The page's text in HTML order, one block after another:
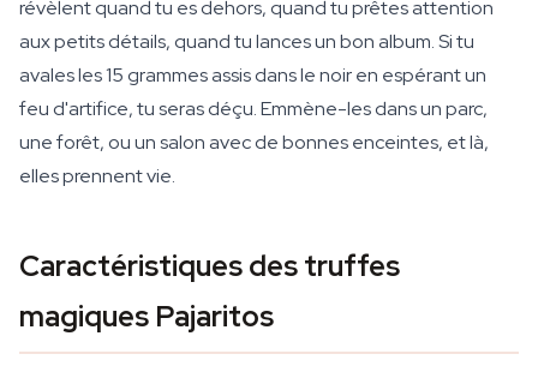
révèlent quand tu es dehors, quand tu prêtes attention
aux petits détails, quand tu lances un bon album. Si tu
avales les 15 grammes assis dans le noir en espérant un
feu d'artifice, tu seras déçu. Emmène-les dans un parc,
une forêt, ou un salon avec de bonnes enceintes, et là,
elles prennent vie.
Caractéristiques des truffes
magiques Pajaritos